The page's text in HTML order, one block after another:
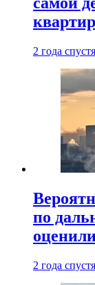
2 года спустя
по
2 года спустя